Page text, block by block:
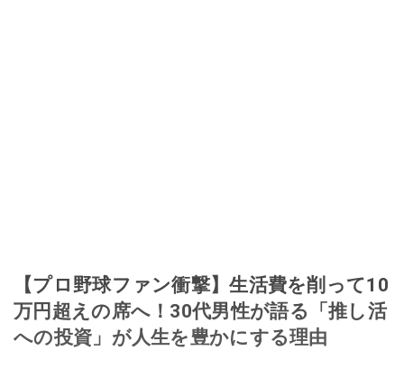
【プロ野球ファン衝撃】生活費を削って10
万円超えの席へ！30代男性が語る「推し活
への投資」が人生を豊かにする理由